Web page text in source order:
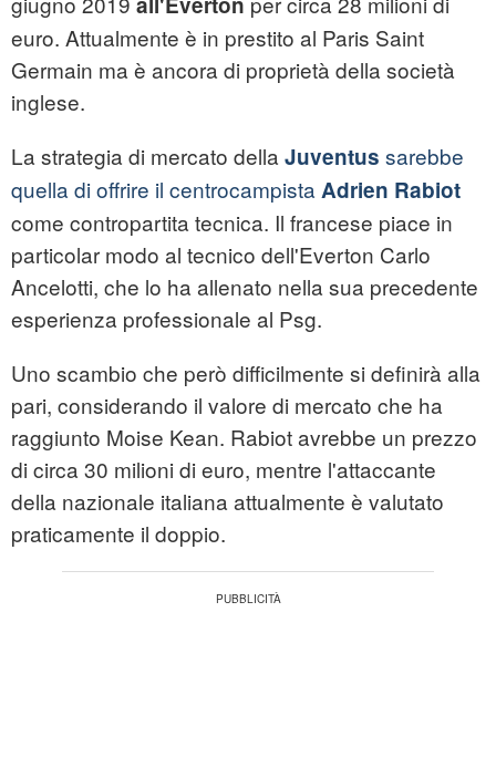
euro. Attualmente è in prestito al Paris Saint
Germain ma è ancora di proprietà della società
inglese.
La strategia di mercato della Juventus sarebbe
quella di offrire il centrocampista Adrien Rabiot
come contropartita tecnica. Il francese piace in
particolar modo al tecnico dell'Everton Carlo
Ancelotti, che lo ha allenato nella sua precedente
esperienza professionale al Psg.
Uno scambio che però difficilmente si definirà alla
pari, considerando il valore di mercato che ha
raggiunto Moise Kean. Rabiot avrebbe un prezzo
di circa 30 milioni di euro, mentre l'attaccante
della nazionale italiana attualmente è valutato
praticamente il doppio.